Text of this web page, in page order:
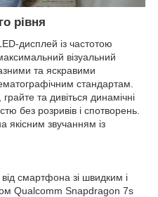
рівня
дисплей із частотою
візуальний
та яскравими
стандартам.
та дивіться динамічні
без розривів і спотворень.
якісним звучанням із
смартфона зі швидким і
Qualcomm Snapdragon 7s